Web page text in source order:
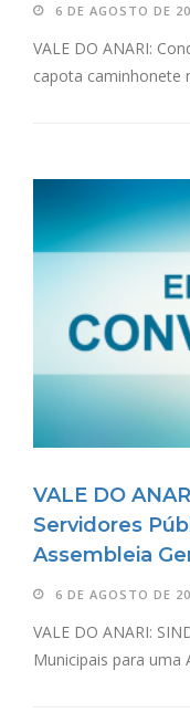
6 DE AGOSTO DE
VALE DO ANARI:
capota caminhonete
VALE DO
Servidores
Assembleia
6 DE AGOSTO DE
VALE DO ANARI:
Municipais para uma